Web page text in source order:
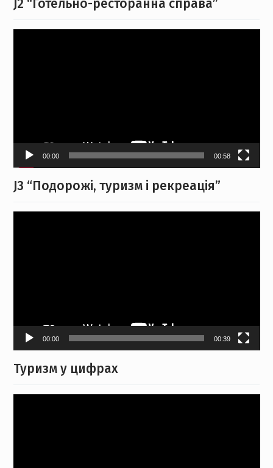
J2 “Готельно-ресторанна справа”
00:00 00:58
J3 “Подорожі, туризм і рекреація”
00:00 00:39
Туризм у цифрах